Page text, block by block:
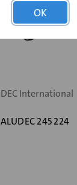
DEC International
ALUDEC 245 224
OK